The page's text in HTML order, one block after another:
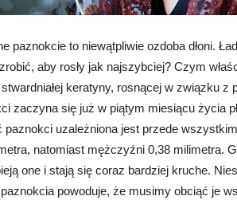
paznokcie to niewątpliwie ozdoba dłoni.
aby rosły jak najszybciej? Czym
keratyny, rosnącej w związku
zaczyna się już w piątym miesiącu życia
uzależniona jest przede
natomiast mężczyźni 0,38 milimetra.
one i stają się coraz bardziej kruche.
powoduje, że musimy obciąć je